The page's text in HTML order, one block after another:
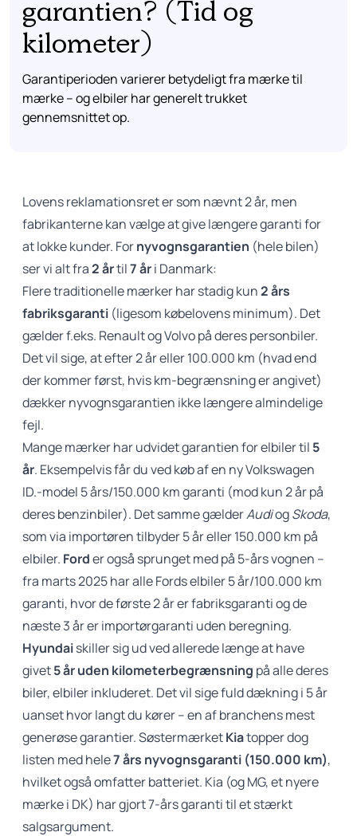
garantien? (Tid og
kilometer)
Garantiperioden varierer betydeligt fra mærke til
mærke – og elbiler har generelt trukket
gennemsnittet op.
Lovens reklamationsret er som nævnt 2 år, men
fabrikanterne kan vælge at give længere garanti for
at lokke kunder. Fornyvognsgarantien (hele bilen)
ser vi alt fra2 årtil7 åri Danmark:
Flere traditionelle mærker har stadig kun2 års
fabriksgaranti (ligesom købelovens minimum). Det
gælder f.eks. Renault og Volvo på deres personbiler.
Det vil sige, at efter 2 år eller 100.000 km (hvad end
der kommer først, hvis km-begrænsning er angivet)
dækker nyvognsgarantien ikke længere almindelige
fejl.
Mange mærker har udvidet garantien for elbiler til 5
år. Eksempelvis får du ved køb af en ny Volkswagen
ID.-model 5 års/150.000 km garanti (mod kun 2 år på
deres benzinbiler). Det samme gælderAudiogSkoda,
som via importøren tilbyder 5 år eller 150.000 km på
elbiler. Forder også sprunget med på 5-års vognen –
fra marts 2025 har alle Fords elbiler 5 år/100.000 km
garanti, hvor de første 2 år er fabriksgaranti og de
næste 3 år er importørgaranti uden beregning.
Hyundaiskiller sig ud ved allerede længe at have
givet5 år uden kilometerbegrænsning på alle deres
biler, elbiler inkluderet. Det vil sige fuld dækning i 5 år
uanset hvor langt du kører – en af branchens mest
generøse garantier. SøstermærketKiatopper dog
listen med hele7 års nyvognsgaranti (150.000 km),
hvilket også omfatter batteriet. Kia (og MG, et nyere
mærke i DK) har gjort 7-års garanti til et stærkt
salgsargument.